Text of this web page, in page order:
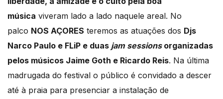
música viveram lado a lado naquele areal. No
palco NOS AÇORES teremos as atuações dos Djs
Narco Paulo e FLiP e duas jam sessionsorganizadas
pelos músicos Jaime Goth e Ricardo Reis. Na última
madrugada do festival o público é convidado a descer
até à praia para presenciar a instalação de